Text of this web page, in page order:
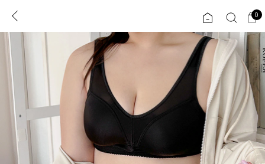
로그인 0
ENG
TW
JP
콘텐츠 리뷰 & 혜택 플러스핏 회원혜택 입
CATEGORY COMMUNITY
도착보장⚡ ALL
0